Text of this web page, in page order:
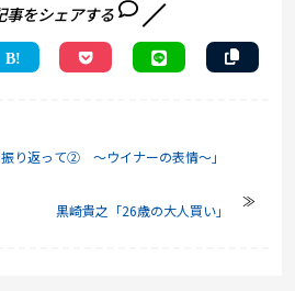
事をシェアする
り返って② ～ウイナーの表情～」
黒崎貴之「26歳の大人買い」